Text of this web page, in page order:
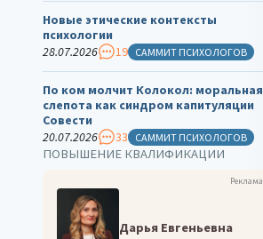
Новые этические контексты
психологии
28.07.2026
19 САММИТ ПСИХОЛОГОВ
По ком молчит Колокол: моральная
слепота как синдром капитуляции
Совести
20.07.2026
33 САММИТ ПСИХОЛОГОВ
ПОВЫШЕНИЕ КВАЛИФИКАЦИИ
Реклама
Дарья Евгеньевна